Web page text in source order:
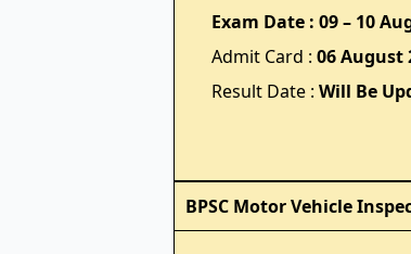
Exam Date : 09 – 10
Admit Card : 06 August
Result Date : Will Be
BPSC Motor Vehicle